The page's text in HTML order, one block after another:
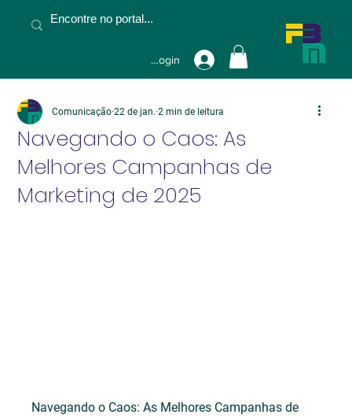
Fazer Login
Navegando o Caos: As
Melhores Campanhas de
Marketing de 2025
Comunicação 22 de jan. 2 min de leitura
Navegando o Caos: As Melhores Campanhas de